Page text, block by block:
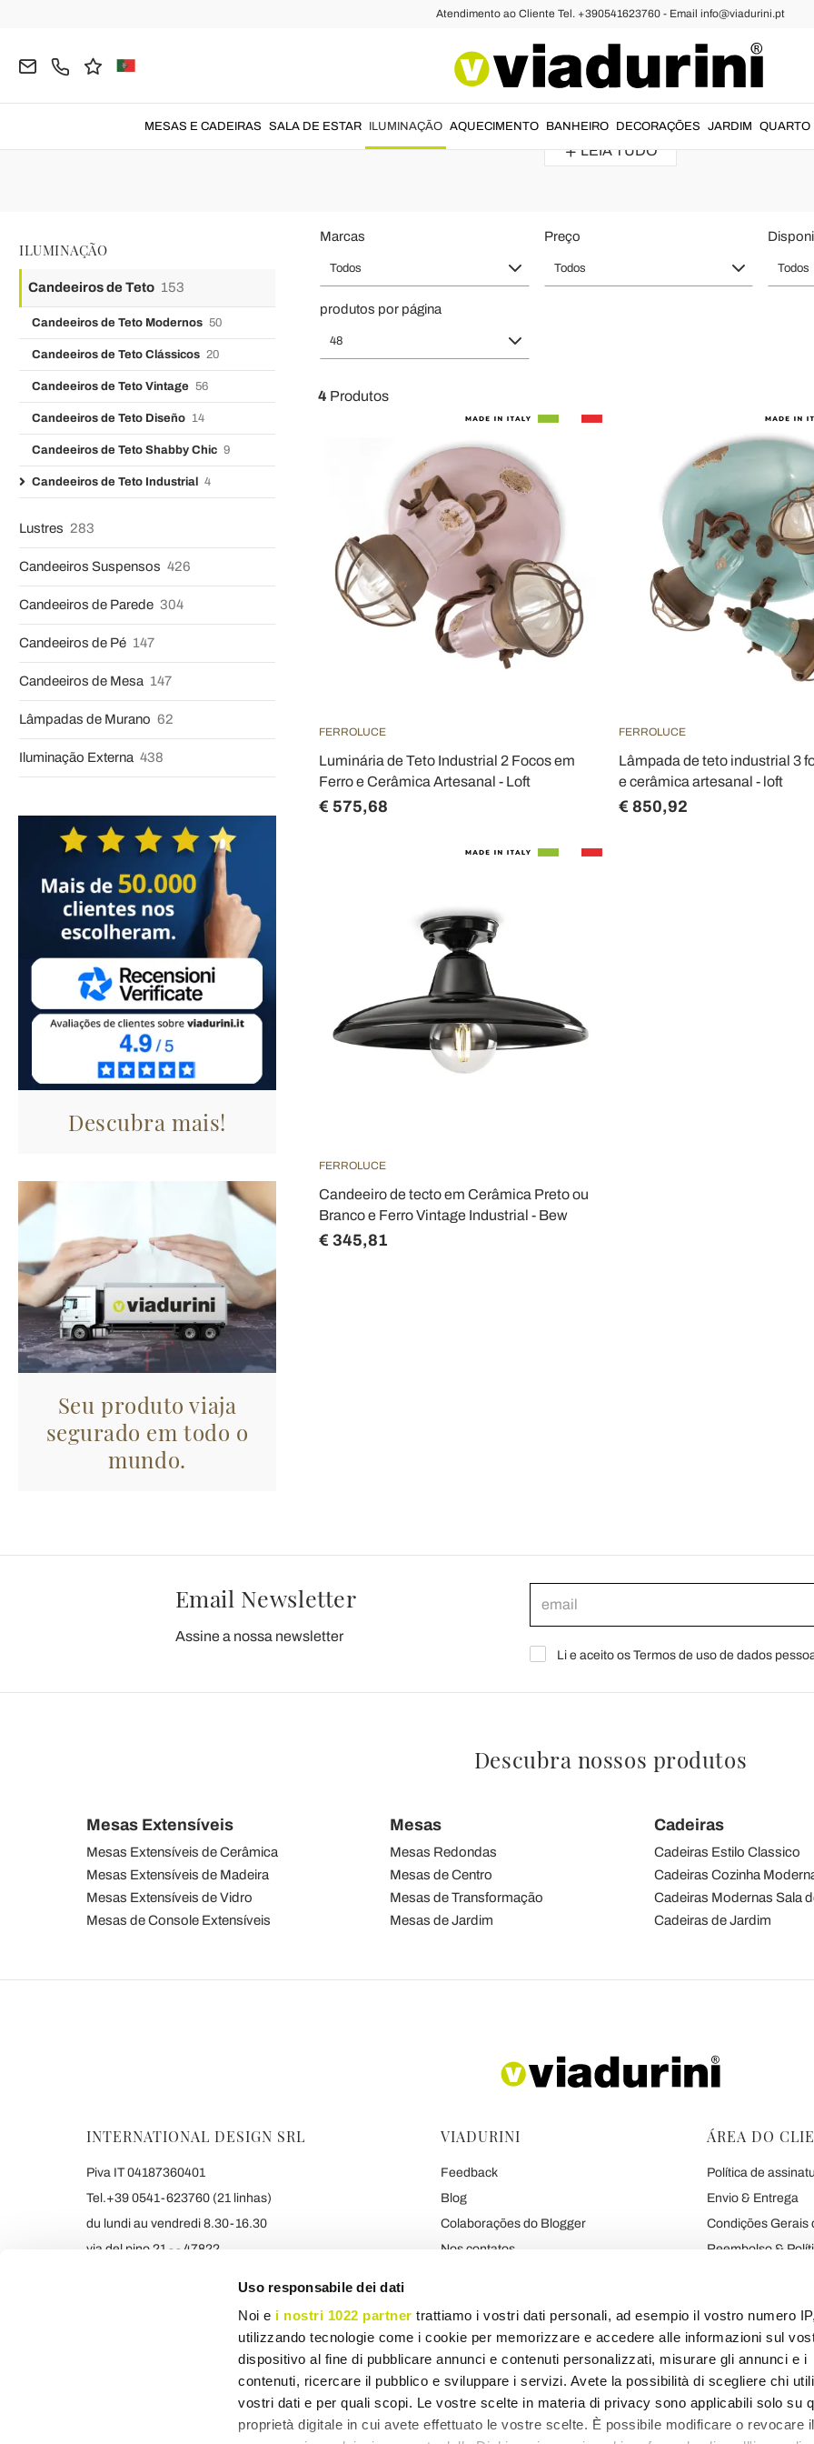
Uso responsabile dei dati
Noi e i nostri 1022 partner trattiamo i vostri dati personali, ad esempio il vostro numero IP,
utilizzando tecnologie come i cookie per memorizzare e accedere alle informazioni sul
dispositivo al fine di pubblicare annunci e contenuti personalizzati, misurare gli annunci e i
contenuti, ricercare il pubblico e sviluppare i servizi. Avete la possibilità di scegliere chi
vostri dati e per quali scopi. Le vostre scelte in materia di privacy sono applicabili solo su
proprietà digitale in cui avete effettuato le vostre scelte. È possibile modificare o revocare
Atendimento ao Cliente Tel. +390541623760 - Email info@viadurini.pt
MESAS E CADEIRAS SALA DE ESTAR ILUMINAÇÃO AQUECIMENTO BANHEIRO DECORAÇÕES JARDIM QUARTO
Candeeiro Teto Industrial para Cozinha e Sala de Jantar -
para iluminar cozinhas e salas, aliando charme desde componentes
LEIA TUDO
ILUMINAÇÃO
Candeeiros de Teto 153
Candeeiros de Teto Modernos 50
Candeeiros de Teto Clássicos 20
Candeeiros de Teto Vintage 56
Candeeiros de Teto Diseño 14
Candeeiros de Teto Shabby Chic 9
Candeeiros de Teto Industrial 4
Lustres 283
Candeeiros Suspensos 426
Candeeiros de Parede 304
Candeeiros de Pé 147
Candeeiros de Mesa 147
Lâmpadas de Murano 62
Iluminação Externa 438
Descubra mais!
Seu produto viaja
segurado em todo o
mundo.
Marcas
Todos
Preço
Todos Todos
produtos por página
48
4 Produtos
FERROLUCE
Luminária de Teto Industrial 2 Focos em
Ferro e Cerâmica Artesanal - Loft
€ 575,68
FERROLUCE
Lâmpada de teto industrial 3
e cerâmica artesanal - loft
€ 850,92
FERROLUCE
Candeeiro de tecto em Cerâmica Preto ou
Branco e Ferro Vintage Industrial - Bew
€ 345,81
Email Newsletter
Assine a nossa newsletter
Li e aceito os Termos de uso de dados
Descubra nossos produtos
Mesas Extensíveis
Mesas Extensíveis de Cerâmica
Mesas Extensíveis de Madeira
Mesas Extensíveis de Vidro
Mesas de Console Extensíveis
Mesas
Mesas Redondas
Mesas de Centro
Mesas de Transformação
Mesas de Jardim
Cadeiras
Cadeiras Estilo Classico
Cadeiras Cozinha
Cadeiras Modernas Sala
Cadeiras de Jardim
INTERNATIONAL DESIGN SRL
Piva IT 04187360401
Tel.+39 0541-623760 (21 linhas)
du lundi au vendredi 8.30-16.30
via del pino 21 - - 47822
Os preços indicados incluem IVA
VIADURINI
Feedback
Blog
Colaborações do Blogger
Nos contatos
ÁREA DO
Política de
Envio & Entrega
Condições Gerais
Reembolso &
Privacidade e
Mapa de produtos Mapa de categorias Mapa do blogue Mapa diverso